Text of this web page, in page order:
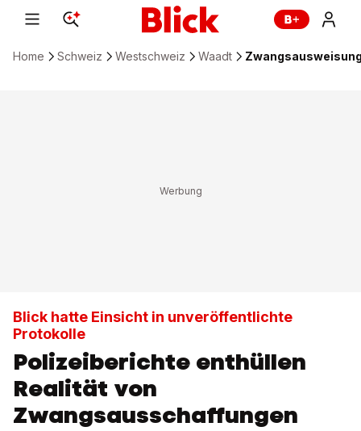
Home Schweiz Westschweiz Waadt
Blick hatte Einsicht in unveröffentlichte
Protokolle
Polizeiberichte enthüllen
Realität von
Zwangsausschaffungen